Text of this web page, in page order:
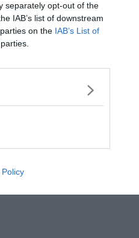
separately opt-out of the
IAB’s list of downstream
on the IAB’s List of